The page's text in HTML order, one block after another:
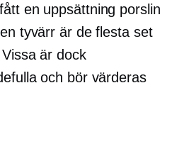
en uppsättning porslin
tyvärr är de flesta set
är dock
och bör värderas